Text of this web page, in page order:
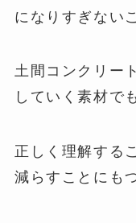
になりすぎない
土間コンクリー
していく素材で
正しく理解する
減らすことにも